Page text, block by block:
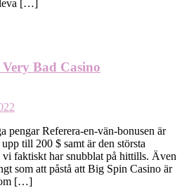
[…]
Bad Casino
pengar Referera-en-vän-bonusen är
till 200 $ samt är den största
vi faktiskt har snubblat på hittills. Även
som att påstå att Big Spin Casino är
[…]